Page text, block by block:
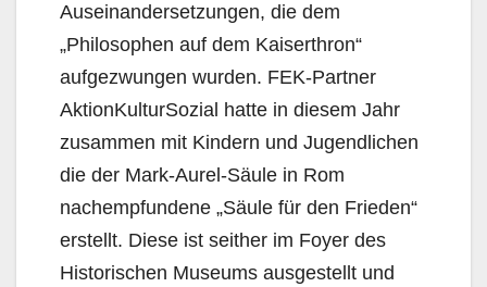
Auseinandersetzungen, die dem
„Philosophen auf dem Kaiserthron“
aufgezwungen wurden. FEK-Partner
AktionKulturSozial hatte in diesem Jahr
zusammen mit Kindern und Jugendlichen
die der Mark-Aurel-Säule in Rom
nachempfundene „Säule für den Frieden“
erstellt. Diese ist seither im Foyer des
Historischen Museums ausgestellt und